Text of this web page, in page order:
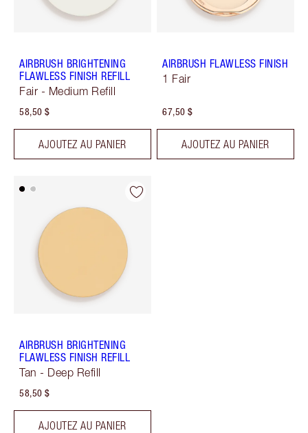
AIRBRUSH BRIGHTENING
FLAWLESS FINISH REFILL
Fair - Medium Refill
58,50 $
AJOUTEZ AU PANIER
AIRBRUSH FLAWLESS FINISH
1 Fair
67,50 $
AJOUTEZ AU PANIER
AIRBRUSH BRIGHTENING
FLAWLESS FINISH REFILL
Tan - Deep Refill
58,50 $
AJOUTEZ AU PANIER